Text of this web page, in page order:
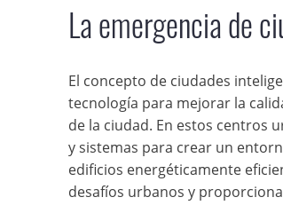
La emergencia de
El concepto de ciudades
tecnología para mejorar la
de la ciudad. En estos centros
y sistemas para crear un
edificios energéticamente
desafíos urbanos y